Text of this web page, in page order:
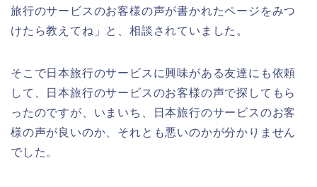
旅行のサービスのお客様の声が書かれたページをみつ
けたら教えてね」と、相談されていました。
そこで日本旅行のサービスに興味がある友達にも依頼
して、日本旅行のサービスのお客様の声で探してもら
ったのですが、いまいち、日本旅行のサービスのお客
様の声が良いのか、それとも悪いのかが分かりません
でした。